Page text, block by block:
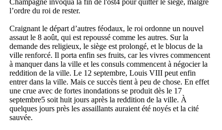
l’ordre du roi de rester.
Craignant le départ d’autres féodaux, le roi ordonne un nouvel
assaut le 8 août, qui est repoussé comme les autres. Sur la
demande des religieux, le siège est prolongé, et le blocus de la
ville renforcé. Il porta enfin ses fruits, car les vivres commencent
à manquer dans la ville et les consuls commencent à négocier la
reddition de la ville. Le 12 septembre, Louis VIII peut enfin
entrer dans la ville. Mais ce succès tient à peu de chose. En effet
une crue avec de fortes inondations se produit dès le 17
septembre5 soit huit jours après la reddition de la ville. À
quelques jours près les assaillants auraient été noyés et la cité
sauvée.